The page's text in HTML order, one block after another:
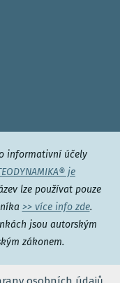
informativní účely
je
lze používat pouze
>> více info zde.
jsou autorským
zákonem.